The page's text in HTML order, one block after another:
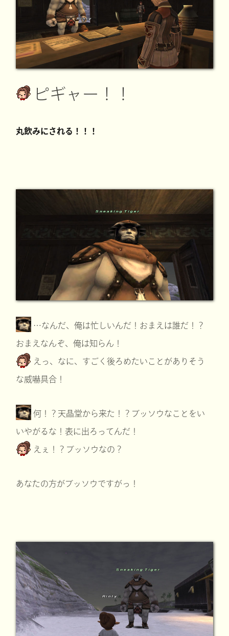
ピギャー！！
丸飲みにされる！！！
…なんだ、俺は忙しいんだ！おまえは誰だ！？
おまえなんぞ、俺は知らん！
えっ、なに、すごく後ろめたいことがありそう
な威嚇具合！
何！？天晶堂から来た！？ブッソウなことをい
いやがるな！表に出ろってんだ！
えぇ！？ブッソウなの？
あなたの方がブッソウですがっ！